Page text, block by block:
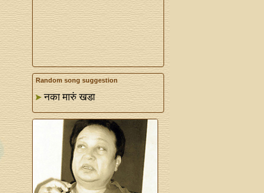
Random song suggestion
नका मारुं खडा